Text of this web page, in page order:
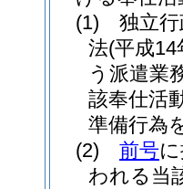
(1)
独立
法(平成14
う派遣業
該奉仕活
準備行為
(2)
前号
われる当